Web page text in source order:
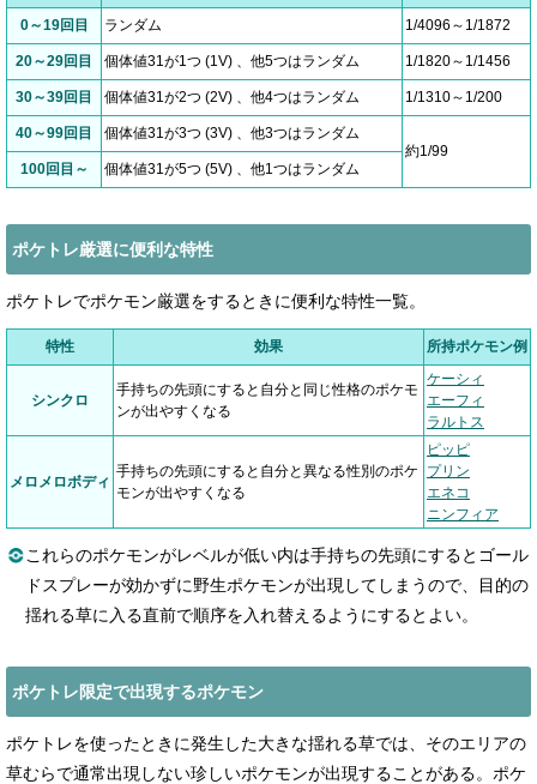
0～19回目 ランダム 1/4096～1/1872
20～29回目 個体値31が1つ (1V) 、他5つはランダム 1/1820～1/1456
30～39回目 個体値31が2つ (2V) 、他4つはランダム 1/1310～1/200
40～99回目
個体値31が3つ (3V) 、他3つはランダム
約1/99
100回目～
個体値31が5つ (5V) 、他1つはランダム
ポケトレ厳選に便利な特性
ポケトレでポケモン厳選をするときに便利な特性一覧。
特性 効果 所持ポケモン例
シンクロ
手持ちの先頭にすると自分と同じ性格のポケモ
ンが出やすくなる
ケーシィ
エーフィ
ラルトス
メロメロボディ
手持ちの先頭にすると自分と異なる性別のポケ
モンが出やすくなる
ピッピ
プリン
エネコ
ニンフィア
これらのポケモンがレベルが低い内は手持ちの先頭にするとゴール
ドスプレーが効かずに野生ポケモンが出現してしまうので、目的の
揺れる草に入る直前で順序を入れ替えるようにするとよい。
ポケトレ限定で出現するポケモン
ポケトレを使ったときに発生した大きな揺れる草では、そのエリアの
草むらで通常出現しない珍しいポケモンが出現することがある。ポケ